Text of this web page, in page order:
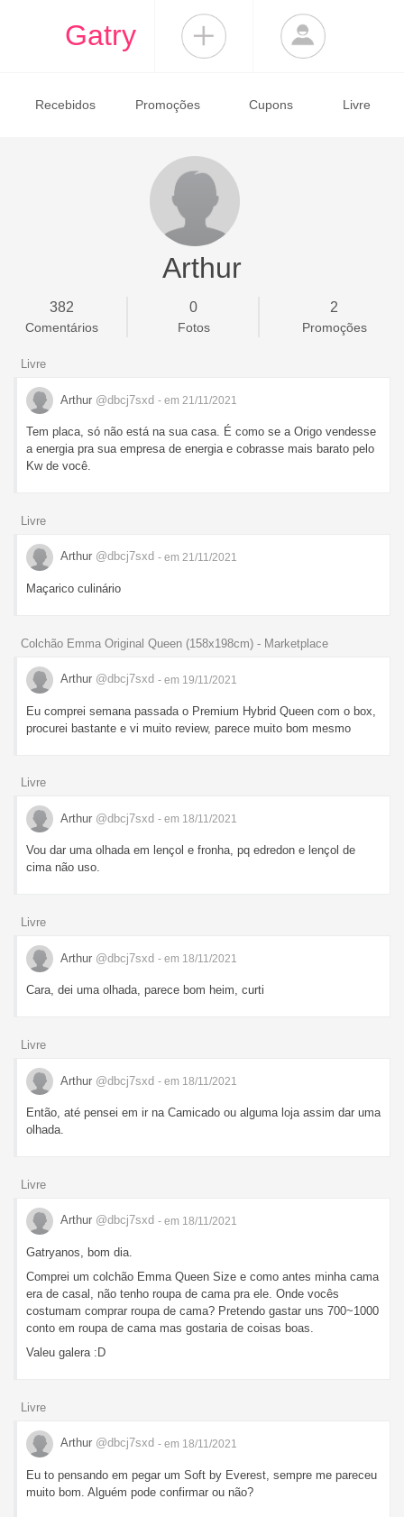
Gatry
Recebidos Promoções Cupons Livre
Arthur
382
Comentários
0
Fotos
2
Promoções
Livre
Arthur @dbcj7sxd - em 21/11/2021
Tem placa, só não está na sua casa. É como se a Origo vendesse
a energia pra sua empresa de energia e cobrasse mais barato pelo
Kw de você.
Livre
Arthur @dbcj7sxd - em 21/11/2021
Maçarico culinário
Colchão Emma Original Queen (158x198cm) - Marketplace
Arthur @dbcj7sxd - em 19/11/2021
Eu comprei semana passada o Premium Hybrid Queen com o box,
procurei bastante e vi muito review, parece muito bom mesmo
Livre
Arthur @dbcj7sxd - em 18/11/2021
Vou dar uma olhada em lençol e fronha, pq edredon e lençol de
cima não uso.
Livre
Arthur @dbcj7sxd - em 18/11/2021
Cara, dei uma olhada, parece bom heim, curti
Livre
Arthur @dbcj7sxd - em 18/11/2021
Então, até pensei em ir na Camicado ou alguma loja assim dar uma
olhada.
Livre
Arthur @dbcj7sxd - em 18/11/2021
Gatryanos, bom dia.
Comprei um colchão Emma Queen Size e como antes minha cama
era de casal, não tenho roupa de cama pra ele. Onde vocês
costumam comprar roupa de cama? Pretendo gastar uns 700~1000
conto em roupa de cama mas gostaria de coisas boas.
Valeu galera :D
Livre
Arthur @dbcj7sxd - em 18/11/2021
Eu to pensando em pegar um Soft by Everest, sempre me pareceu
muito bom. Alguém pode confirmar ou não?